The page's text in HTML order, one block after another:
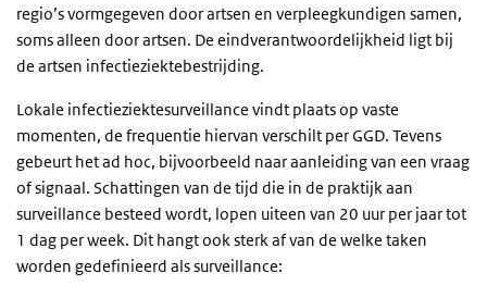
regio’s vormgegeven door artsen en verpleegkundigen samen,
soms alleen door artsen. De eindverantwoordelijkheid ligt bij
de artsen infectieziektebestrijding.
Lokale infectieziektesurveillance vindt plaats op vaste
momenten, de frequentie hiervan verschilt per GGD. Tevens
gebeurt het ad hoc, bijvoorbeeld naar aanleiding van een vraag
of signaal. Schattingen van de tijd die in de praktijk aan
surveillance besteed wordt, lopen uiteen van 20 uur per jaar tot
1 dag per week. Dit hangt ook sterk af van de welke taken
worden gedefinieerd als surveillance: